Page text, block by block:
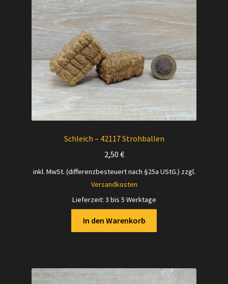
Schleich – 42117 Strohballen
2,50 €
inkl. MwSt. (differenzbesteuert nach §25a UStG.) zzgl.
Versandkosten
Lieferzeit: 3 bis 5 Werktage
In den Warenkorb